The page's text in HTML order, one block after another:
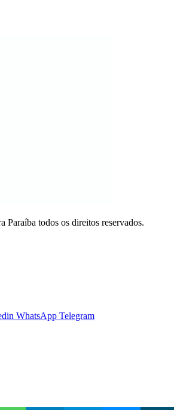
todos os direitos reservados.
WhatsApp Telegram